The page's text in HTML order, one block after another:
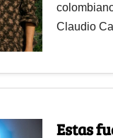
Claudio
Estas